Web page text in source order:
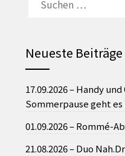
NACH:
Neueste Beiträge
17.09.2026 – Handy
Sommerpause geht es
01.09.2026 – Rommé-
21.08.2026 – Duo